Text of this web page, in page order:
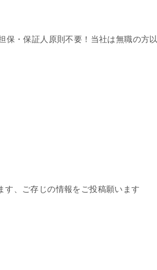
保・保証人原則不要！当社は無職の方以
す、ご存じの情報をご投稿願います